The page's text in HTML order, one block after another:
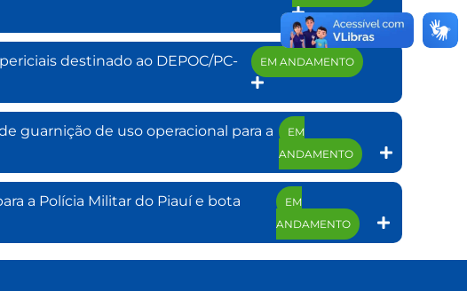
destinado ao DEPOC/PC-
EM ANDAMENTO
guarnição de uso operacional para a
EM
ANDAMENTO
a Polícia Militar do Piauí e bota
EM
ANDAMENTO